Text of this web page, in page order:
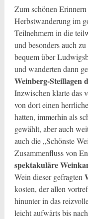
Zum schönen
Herbstwanderung im
Teilnehmern in die
und besonders auch
bequem über
und wanderten dann
Weinberg-Steillagen
Inzwischen klarte das
von dort einen
hatten, immerhin als
gewählt, aber auch
auch die „Schönste
Zusammenfluss von
spektakuläre
Wein dieser gefragten
kosten, der allen
hinunter in das
leicht aufwärts bis nach